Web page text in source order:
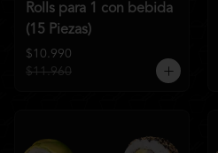
Rolls para 1 con bebida
(15 Piezas)
$10.990
$11.960